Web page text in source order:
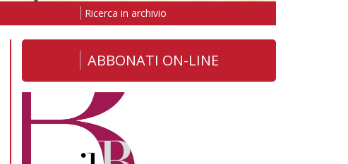
Ricerca in archivio
ABBONATI ON-LINE